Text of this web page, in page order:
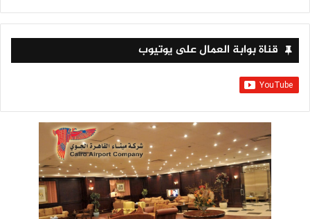
قناة بوابة العمال على يوتيوب